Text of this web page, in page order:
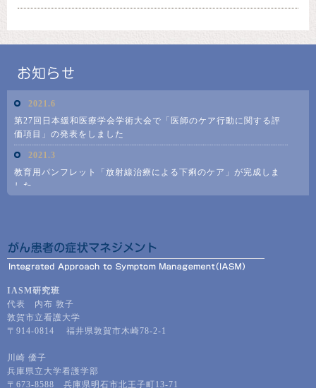
IASM研究班
代表 内布 敦子
敦賀市立看護大学
〒914-0814 福井県敦賀市木崎78-2-1
川崎 優子
兵庫県立大学看護学部
〒673-8588 兵庫県明石市北王子町13-71